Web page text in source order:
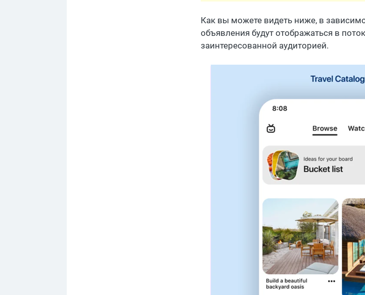
Как вы можете видеть ниже, в
объявления будут отображаться в
заинтересованной аудиторией.